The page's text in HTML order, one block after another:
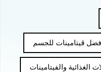
ڤيتامينات للجسم
الغذائية والفيتامينات